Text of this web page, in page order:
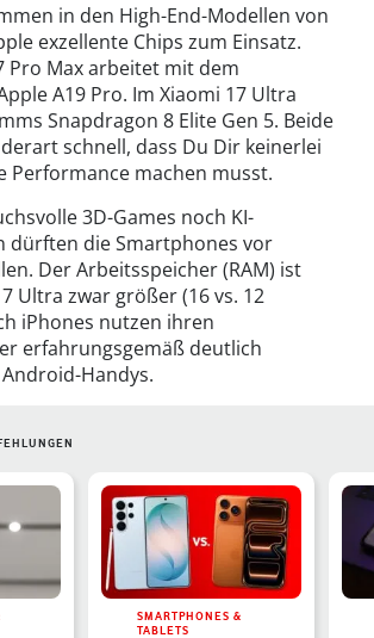
in den High-End-Modellen von
exzellente Chips zum Einsatz.
Pro Max arbeitet mit dem
A19 Pro. Im Xiaomi 17 Ultra
Snapdragon 8 Elite Gen 5. Beide
schnell, dass Du Dir keinerlei
Performance machen musst.
3D-Games noch KI-
dürften die Smartphones vor
Der Arbeitsspeicher (RAM) ist
Ultra zwar größer (16 vs. 12
iPhones nutzen ihren
erfahrungsgemäß deutlich
Handys.
SMARTPHONES &
TABLETS